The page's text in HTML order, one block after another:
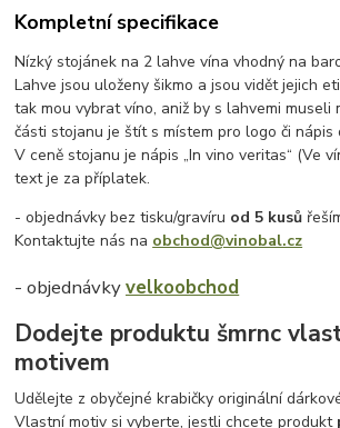
Kompletní specifikace
Nízký stojánek na 2 lahve vína vhodný na
Lahve jsou uloženy šikmo a jsou vidět jejich
tak mou vybrat víno, aniž by s lahvemi museli
části stojanu je štít s místem pro logo či nápis
V ceně stojanu je nápis „In vino veritas“ (Ve
text je za příplatek.
- objednávky bez tisku/gravíru od 5 kusů
Kontaktujte nás na obchod@vinobal.cz
- objednávkyvelkoobchod
Dodejte produktu šmrnc
motivem
Udělejte z obyčejné krabičky originální
Vlastní motiv si vyberte, jestli chcete produkt